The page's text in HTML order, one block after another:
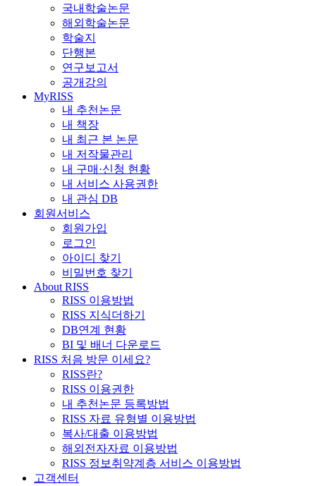
국내학술논문
해외학술논문
학술지
단행본
연구보고서
공개강의
MyRISS
내 추천논문
내 책장
내 최근 본 논문
내 저작물관리
내 구매·신청 현황
내 서비스 사용권한
내 관심 DB
회원서비스
회원가입
로그인
아이디 찾기
비밀번호 찾기
About RISS
RISS 이용방법
RISS 지식더하기
DB연계 현황
BI 및 배너 다운로드
RISS 처음 방문 이세요?
RISS란?
RISS 이용권한
내 추천논문 등록방법
RISS 자료 유형별 이용방법
복사/대출 이용방법
해외전자자료 이용방법
RISS 정보취약계층 서비스 이용방법
고객센터